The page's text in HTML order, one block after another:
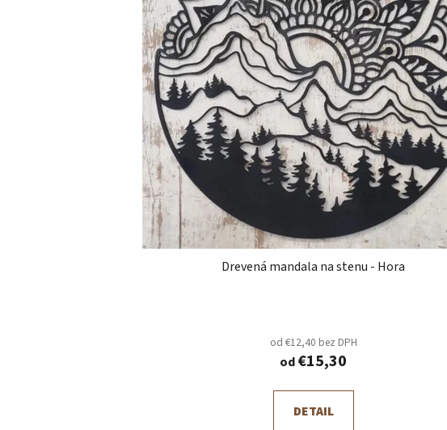
Drevená mandala na stenu - Hora
od €12,40 bez DPH
od€15,30
DETAIL